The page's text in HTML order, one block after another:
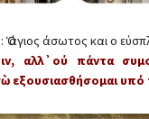
άγιος άσωτος και ο
αλλ᾿ ού πάντα
εξουσιασθήσομαι υπό